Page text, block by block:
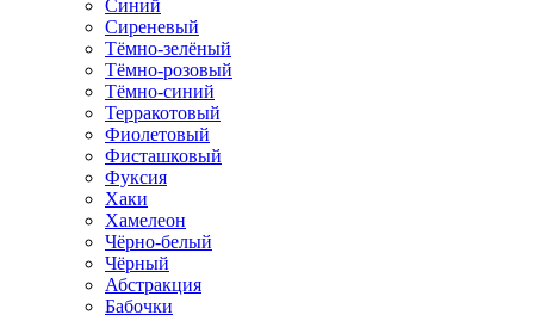
Синий
Сиреневый
Тёмно-зелёный
Тёмно-розовый
Тёмно-синий
Терракотовый
Фиолетовый
Фисташковый
Фуксия
Хаки
Хамелеон
Чёрно-белый
Чёрный
Абстракция
Бабочки